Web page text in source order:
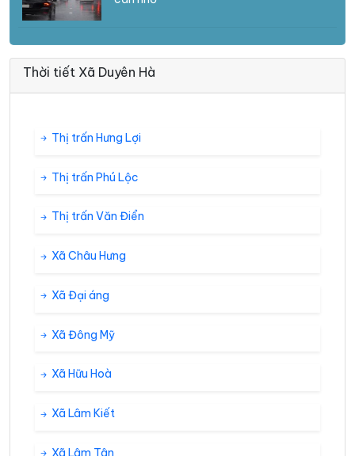
Thời tiết Xã Duyên Hà
Thị trấn Hưng Lợi
Thị trấn Phú Lộc
Thị trấn Văn Điển
Xã Châu Hưng
Xã Đại áng
Xã Đông Mỹ
Xã Hữu Hoà
Xã Lâm Kiết
Xã Lâm Tân